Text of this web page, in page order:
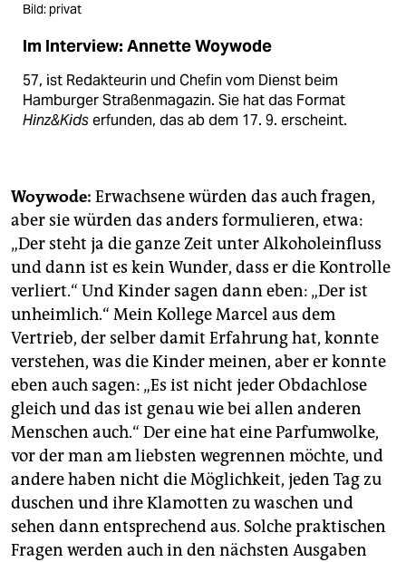
Bild: privat
Im Interview: Annette Woywode
57, ist Redakteurin und Chefin vom Dienst beim
Hamburger Straßenmagazin. Sie hat das Format
Hinz&Kidserfunden, das ab dem 17. 9. erscheint.
Woywode: Erwachsene würden das auch fragen,
aber sie würden das anders formulieren, etwa:
„Der steht ja die ganze Zeit unter Alkoholeinfluss
und dann ist es kein Wunder, dass er die Kontrolle
verliert.“ Und Kinder sagen dann eben: „Der ist
unheimlich.“ Mein Kollege Marcel aus dem
Vertrieb, der selber damit Erfahrung hat, konnte
verstehen, was die Kinder meinen, aber er konnte
eben auch sagen: „Es ist nicht jeder Obdachlose
gleich und das ist genau wie bei allen anderen
Menschen auch.“ Der eine hat eine Parfumwolke,
vor der man am liebsten wegrennen möchte, und
andere haben nicht die Möglichkeit, jeden Tag zu
duschen und ihre Klamotten zu waschen und
sehen dann entsprechend aus. Solche praktischen
Fragen werden auch in den nächsten Ausgaben